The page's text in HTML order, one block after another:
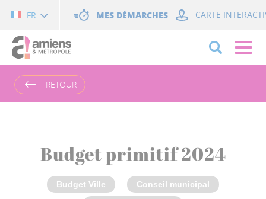
FR MES DÉMARCHES CARTE
RETOUR
Budget primitif 2024
Budget Ville Conseil municipal